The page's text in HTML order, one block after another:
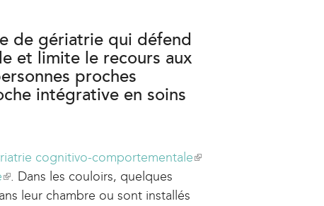
de gériatrie qui défend
et limite le recours aux
proches
intégrative en soins
cognitivo-comportementale(
(
l
. Dans les couloirs, quelques
leur chambre ou sont installés